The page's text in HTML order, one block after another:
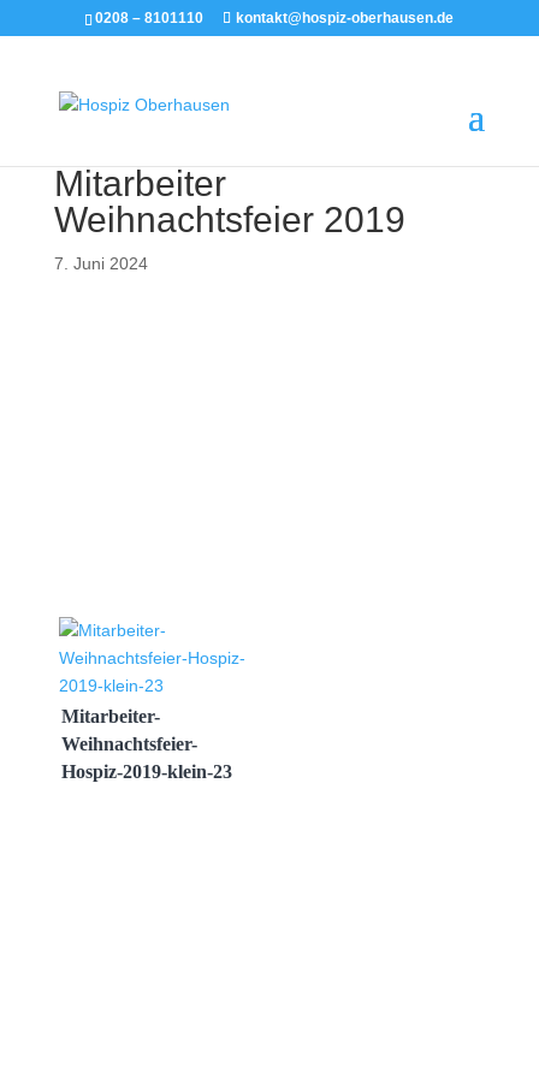
0208 – 8101110 kontakt@hospiz-oberhausen.de
Mitarbeiter
Weihnachtsfeier 2019
7. Juni 2024
Mitarbeiter-
Weihnachtsfeier-
Hospiz-2019-klein-23